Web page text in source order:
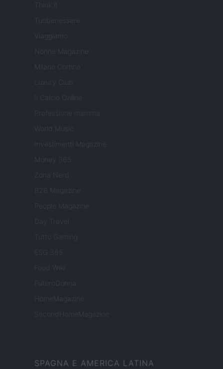
Think.it
Tuobenessere
Viaggiamo
Nonne Magazine
Milano Cortina
Luxury Club
Il Calcio Online
Professione mamma
World Music
Investimenti Magazine
Money 365
Zona Nerd
B2B Magazine
People Magazine
Day Travel
Tutto Gaming
ESG 365
Food Wiki
FuturoDonna
HomeMagazine
SecondHomeMagazine
SPAGNA E AMERICA LATINA